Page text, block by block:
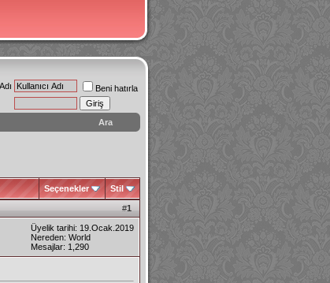
Beni hatırla
Ara
Seçenekler Stil
#1
Üyelik tarihi: 19.Ocak.2019
Nereden: World
Mesajlar: 1,290